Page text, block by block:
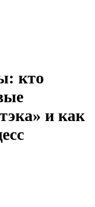
кто
и как